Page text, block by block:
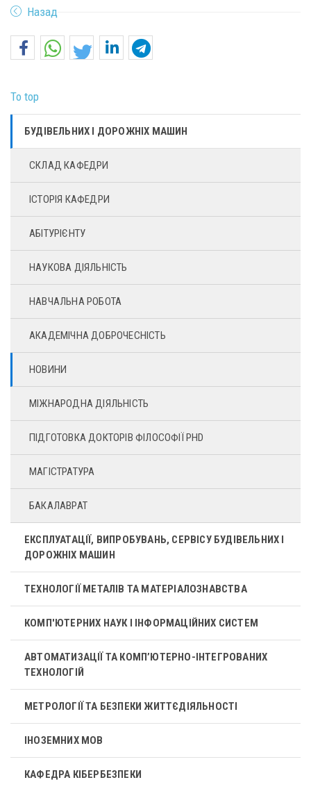
Назад
To top
БУДІВЕЛЬНИХ І ДОРОЖНІХ МАШИН
СКЛАД КАФЕДРИ
ІСТОРІЯ КАФЕДРИ
АБІТУРІЄНТУ
НАУКОВА ДІЯЛЬНІСТЬ
НАВЧАЛЬНА РОБОТА
АКАДЕМІЧНА ДОБРОЧЕСНІСТЬ
НОВИНИ
МІЖНАРОДНА ДІЯЛЬНІСТЬ
ПІДГОТОВКА ДОКТОРІВ ФІЛОСОФІЇ PHD
МАГІСТРАТУРА
БАКАЛАВРАТ
ЕКСПЛУАТАЦІЇ, ВИПРОБУВАНЬ, СЕРВІСУ БУДІВЕЛЬНИХ І
ДОРОЖНІХ МАШИН
ТЕХНОЛОГІЇ МЕТАЛІВ ТА МАТЕРІАЛОЗНАВСТВА
КОМП'ЮТЕРНИХ НАУК І ІНФОРМАЦІЙНИХ СИСТЕМ
АВТОМАТИЗАЦІЇ ТА КОМП’ЮТЕРНО-ІНТЕГРОВАНИХ
ТЕХНОЛОГІЙ
МЕТРОЛОГІЇ ТА БЕЗПЕКИ ЖИТТЄДІЯЛЬНОСТІ
ІНОЗЕМНИХ МОВ
КАФЕДРА КІБЕРБЕЗПЕКИ